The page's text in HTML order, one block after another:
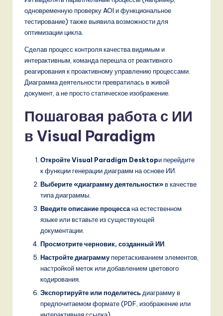
одновременную проверку AOI и функциональное
тестирование) также выявила возможности для
оптимизации цикла.
Сделав процесс контроля качества видимым и
интерактивным, команда перешла от реактивного
реагирования к проактивному управлению процессами.
Диаграмма деятельности превратилась в живой
документ, а не просто статическое изображение.
Пошаговая работа с ИИ
в Visual Paradigm
Откройте Visual Paradigm Desktopи перейдите
к функции генерации диаграмм на основе ИИ.
Выберите «диаграмму деятельности»в качестве
типа диаграммы.
Введите описание процессана естественном
языке или вставьте из существующей
документации.
Просмотрите черновик, созданный ИИ
Настройте диаграммуперетаскиванием элементов,
настройкой меток или добавлением цветового
кодирования.
Экспортируйте или поделитесь диаграмму в
предпочитаемом формате (PDF, изображение или